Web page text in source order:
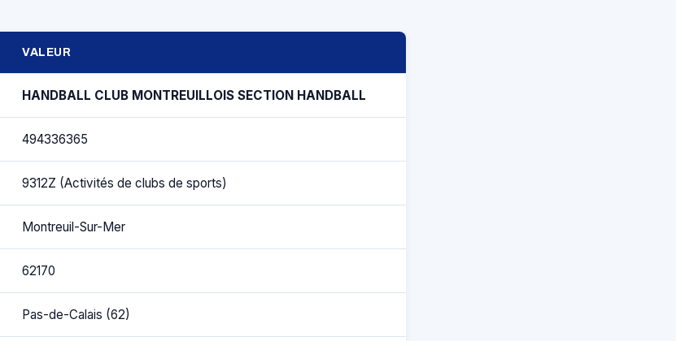
VALEUR
HANDBALL CLUB MONTREUILLOIS SECTION HANDBALL
494336365
9312Z (Activités de clubs de sports)
Montreuil-Sur-Mer
62170
Pas-de-Calais (62)